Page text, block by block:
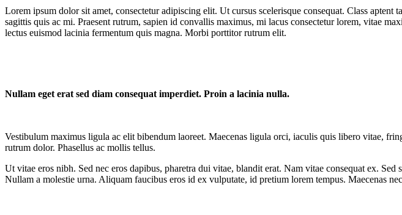
Lorem ipsum dolor sit amet, consectetur adipiscing elit. Ut cursus scelerisque consequat. Class
sagittis quis ac mi. Praesent rutrum, sapien id convallis maximus, mi lacus consectetur lorem, vitae
lectus euismod lacinia fermentum quis magna. Morbi porttitor rutrum elit.
Nullam eget erat sed diam consequat imperdiet. Proin a lacinia nulla.
Vestibulum maximus ligula ac elit bibendum laoreet. Maecenas ligula orci, iaculis quis libero vitae,
rutrum dolor. Phasellus ac mollis tellus.
Ut vitae eros nibh. Sed nec eros dapibus, pharetra dui vitae, blandit erat. Nam vitae consequat ex.
Nullam a molestie urna. Aliquam faucibus eros id ex vulputate, id pretium lorem tempus. Maecenas